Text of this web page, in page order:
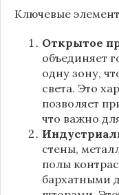
Ключевые
Открытое
объединяет
одну зону,
света. Это
позволяет
что важно
стены,
полы
бархатными